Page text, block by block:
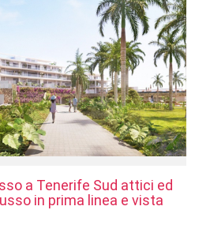
a Tenerife Sud attici ed
in prima linea e vista